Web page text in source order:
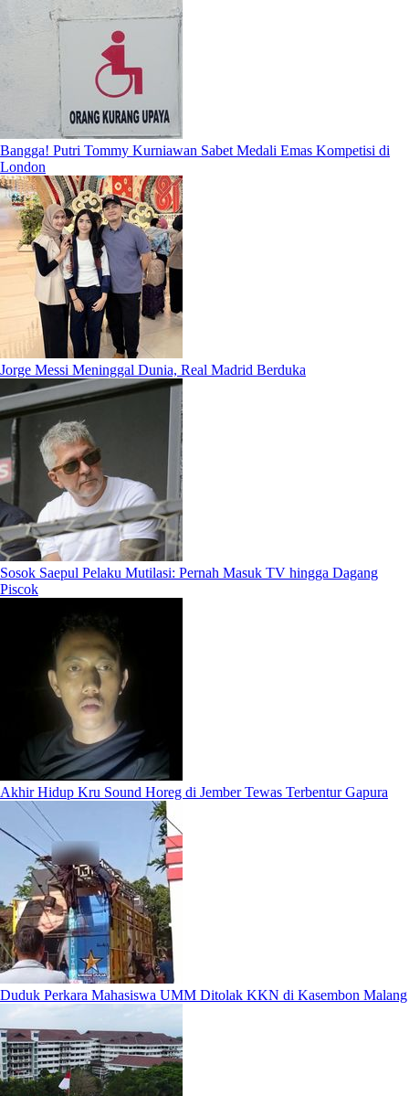
Bangga! Putri Tommy Kurniawan Sabet Medali Emas Kompetisi di
London
Jorge Messi Meninggal Dunia, Real Madrid Berduka
Sosok Saepul Pelaku Mutilasi: Pernah Masuk TV hingga Dagang
Piscok
Akhir Hidup Kru Sound Horeg di Jember Tewas Terbentur Gapura
Duduk Perkara Mahasiswa UMM Ditolak KKN di Kasembon Malang